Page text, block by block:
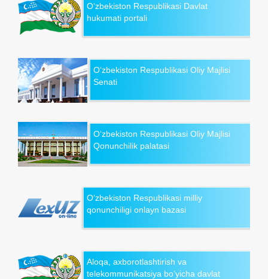
O‘zbekiston Respublikasi Davlat
hukumati portali
O‘zbekiston Respublikasi Oliy Majlisi
Senati
O‘zbekiston Respublikasi Oliy Majlisi
Qonunchilik palatasi
O‘zbekiston Respublikasi milliy
qonunchiligi onlayn bazasi
Aloqa, axborotlashtirish va
telekommunikatsiya bo‘yicha davlat